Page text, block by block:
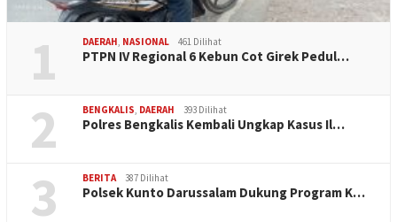
1 DAERAH NASIONAL 461 Dilihat
PTPN IV Regional 6 Kebun Cot Girek Pedul…
2 BENGKALIS DAERAH 393 Dilihat
Polres Bengkalis Kembali Ungkap Kasus Il…
3 BERITA 387 Dilihat
Polsek Kunto Darussalam Dukung Program K…